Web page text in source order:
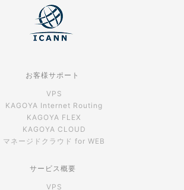
お客様サポート
VPS
KAGOYA Internet Routing
KAGOYA FLEX
KAGOYA CLOUD
マネージドクラウド for WEB
サービス概要
VPS